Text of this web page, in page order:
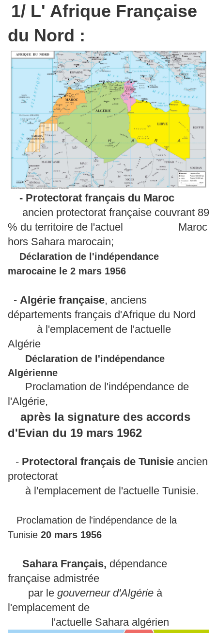
1/ L' Afrique Française
du Nord :
- Protectorat français du Maroc
ancien protectorat française couvrant 89
% du territoire de l'actuel Maroc
hors Sahara marocain;
Déclaration de l'indépendance
marocaine le 2 mars 1956
- Algérie française, anciens
départements français d'Afrique du Nord
à l'emplacement de l'actuelle
Algérie
Déclaration de l'indépendance
Algérienne
Proclamation de l'indépendance de
l'Algérie,
après la signature des accords
d'Evian du 19 mars 1962
- Protectoral français de Tunisie ancien
protectorat
à l'emplacement de l'actuelle Tunisie.
Proclamation de l'indépendance de la
Tunisie 20 mars 1956
Sahara Français, dépendance
française admistrée
par le gouverneur d'Algérie à
l'emplacement de
l'actuelle Sahara algérien